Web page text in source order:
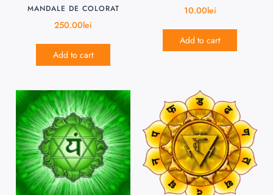
MANDALE DE COLORAT
250.00lei
Add to cart
10.00lei
Add to cart